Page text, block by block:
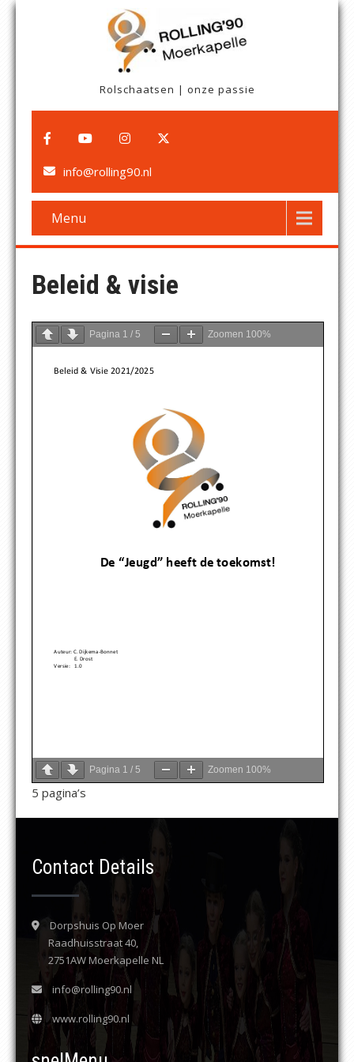
Rolschaatsen | onze passie
info@rolling90.nl
Menu
Beleid & visie
Pagina 1 / 5 Zoomen 100%
Pagina 1 / 5 Zoomen 100%
5 pagina’s
Contact Details
Dorpshuis Op Moer
Raadhuisstraat 40,
2751AW Moerkapelle NL
info@rolling90.nl
www.rolling90.nl